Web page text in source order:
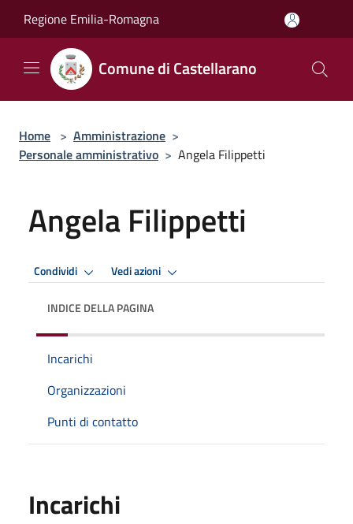
Regione Emilia-Romagna
Comune di Castellarano
Home > Amministrazione >
Personale amministrativo > Angela Filippetti
Angela Filippetti
Condividi Vedi azioni
INDICE DELLA PAGINA
Incarichi
Organizzazioni
Punti di contatto
Incarichi